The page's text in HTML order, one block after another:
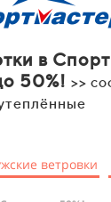
в
50%! >>
ветровки